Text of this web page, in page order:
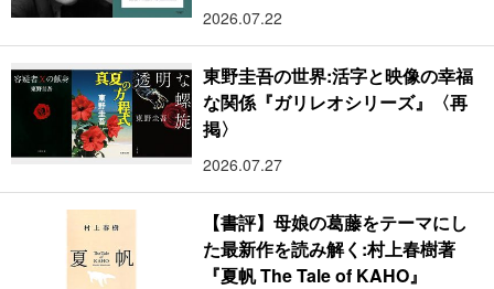
2026.07.22
東野圭吾の世界:活字と映像の幸福
な関係『ガリレオシリーズ』〈再
掲〉
2026.07.27
【書評】母娘の葛藤をテーマにし
た最新作を読み解く:村上春樹著
『夏帆 The Tale of KAHO』